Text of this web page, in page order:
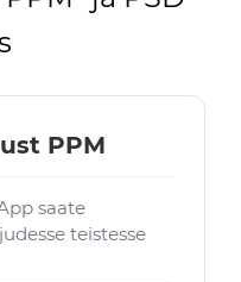
PPM
saate
teistesse